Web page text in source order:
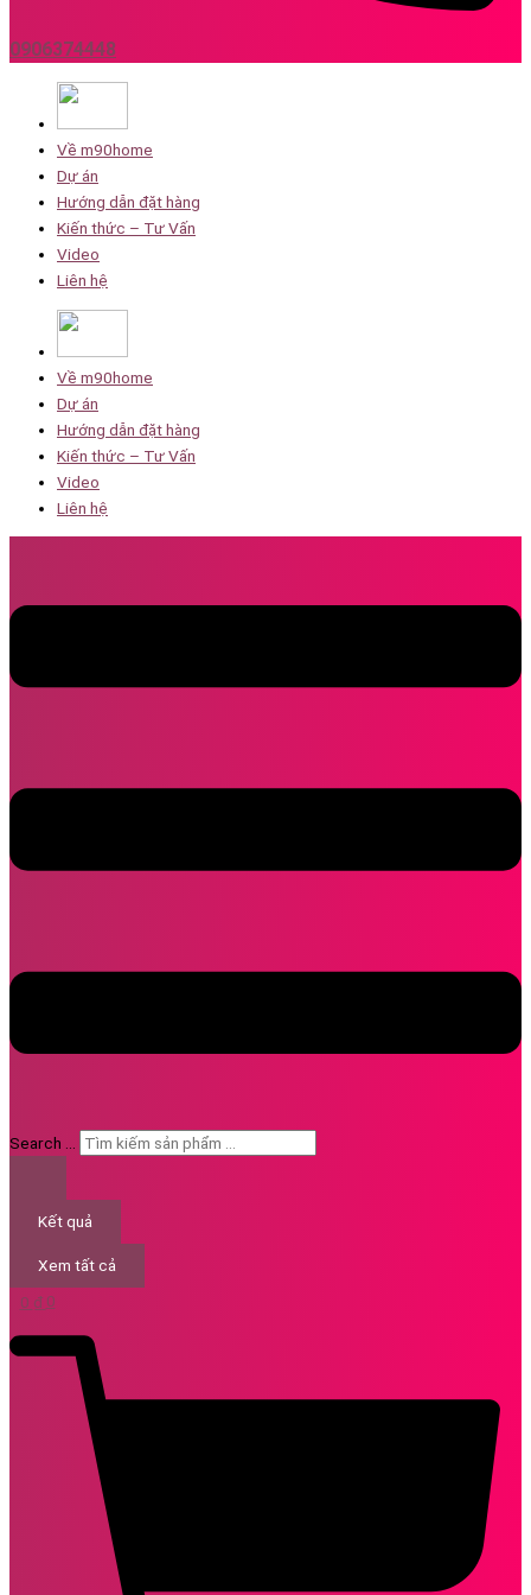
0906374448
Về m90home
Dự án
Hướng dẫn đặt hàng
Kiến thức – Tư Vấn
Video
Liên hệ
Về m90home
Dự án
Hướng dẫn đặt hàng
Kiến thức – Tư Vấn
Video
Liên hệ
Search ...
Kết quả
Xem tất cả
0 ₫ 0